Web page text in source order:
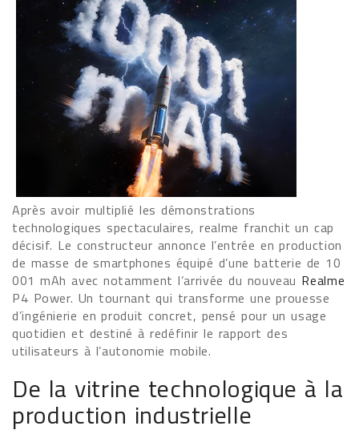
Après avoir multiplié les démonstrations
technologiques spectaculaires, realme franchit un cap
décisif. Le constructeur annonce l’entrée en production
de masse de smartphones équipé d’une batterie de 10
001 mAh avec notamment l’arrivée du nouveau Realme
P4 Power. Un tournant qui transforme une prouesse
d’ingénierie en produit concret, pensé pour un usage
quotidien et destiné à redéfinir le rapport des
utilisateurs à l’autonomie mobile.
De la vitrine technologique à la
production industrielle